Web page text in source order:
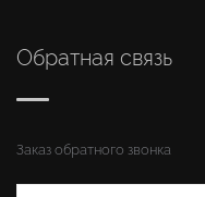
Обратная связь
Заказ обратного звонка